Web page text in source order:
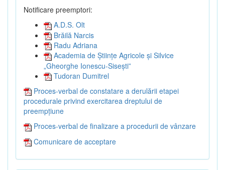
Notificare preemptori:
A.D.S. Olt
Brăilă Narcis
Radu Adriana
Academia de Științe Agricole și Silvice
„Gheorghe Ionescu-Sisești”
Tudoran Dumitrel
Proces-verbal de constatare a derulării etapei
procedurale privind exercitarea dreptului de
preempțiune
Proces-verbal de finalizare a procedurii de vânzare
Comunicare de acceptare